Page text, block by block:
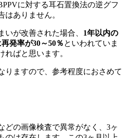
に対する耳石置換法の逆グフ
はありません。
いが改善された場合、 1年以内の
発率が30～50％ といわれていま
ればと思います。
りますので、参考程度におさめて
どの画像検査で異常がなく、3ヶ